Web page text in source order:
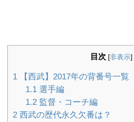
目次 [非表示]
1 【西武】2017年の背番号一覧
1.1選手編
1.2監督・コーチ編
2 西武の歴代永久欠番は？